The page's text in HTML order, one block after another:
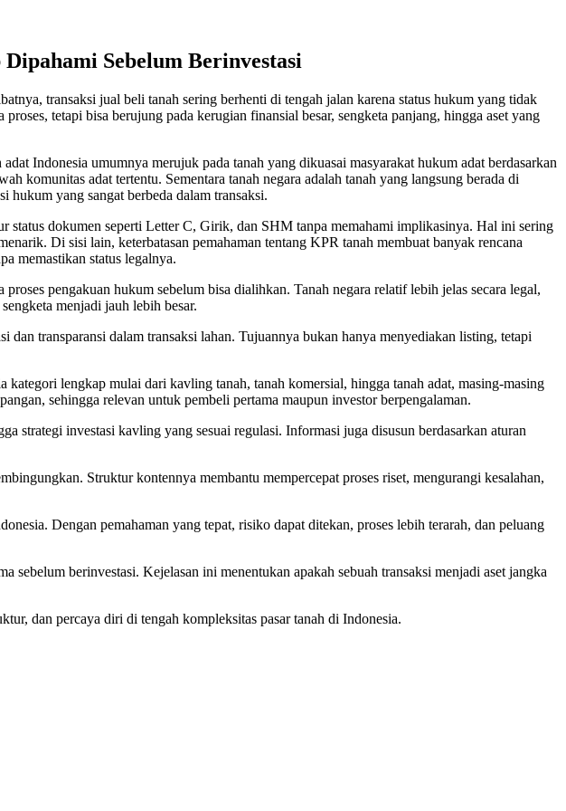
Sebelum Berinvestasi
transaksi jual beli tanah sering berhenti di tengah jalan karena status hukum yang tidak
tetapi bisa berujung pada kerugian finansial besar, sengketa panjang, hingga aset yang
Indonesia umumnya merujuk pada tanah yang dikuasai masyarakat hukum adat berdasarkan
komunitas adat tertentu. Sementara tanah negara adalah tanah yang langsung berada di
yang sangat berbeda dalam transaksi.
status dokumen seperti Letter C, Girik, dan SHM tanpa memahami implikasinya. Hal ini sering
Di sisi lain, keterbatasan pemahaman tentang KPR tanah membuat banyak rencana
memastikan status legalnya.
pengakuan hukum sebelum bisa dialihkan. Tanah negara relatif lebih jelas secara legal,
menjadi jauh lebih besar.
transparansi dalam transaksi lahan. Tujuannya bukan hanya menyediakan listing, tetapi
lengkap mulai dari kavling tanah, tanah komersial, hingga tanah adat, masing-masing
sehingga relevan untuk pembeli pertama maupun investor berpengalaman.
strategi investasi kavling yang sesuai regulasi. Informasi juga disusun berdasarkan aturan
Struktur kontennya membantu mempercepat proses riset, mengurangi kesalahan,
Dengan pemahaman yang tepat, risiko dapat ditekan, proses lebih terarah, dan peluang
sebelum berinvestasi. Kejelasan ini menentukan apakah sebuah transaksi menjadi aset jangka
dan percaya diri di tengah kompleksitas pasar tanah di Indonesia.